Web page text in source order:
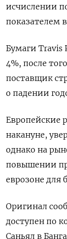
исчислении
показателем
Бумаги Travis
4%, после
поставщик
о падении
Европейские
накануне,
однако на
повышении
еврозоне для
Оригинал
доступен по
Саньял в